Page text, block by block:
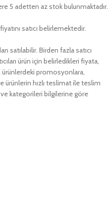
5 adetten az stok bulunmaktadır.
satıcı belirlemektedir.
satılabilir. Birden fazla satıcı
ürün için belirledikleri fiyata,
ürünlerdeki promosyonlara,
ürünlerin hızlı teslimat ile teslim
kategorileri bilgilerine göre